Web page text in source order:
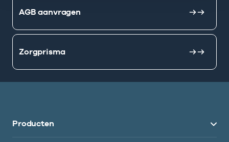
AGB aanvragen
Zorgprisma
Producten